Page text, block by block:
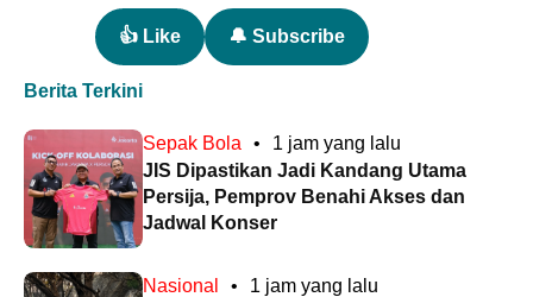
👍 Like 🔔 Subscribe
Berita Terkini
Sepak Bola •
1 jam yang lalu
JIS Dipastikan Jadi Kandang Utama
Persija, Pemprov Benahi Akses dan
Jadwal Konser
Nasional •
1 jam yang lalu